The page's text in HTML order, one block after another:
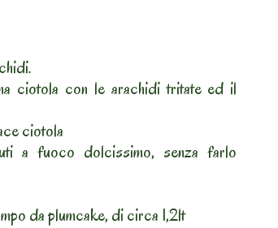
ciotola con le arachidi tritate ed il
ciotola
a fuoco dolcissimo, senza farlo
da plumcake, di circa 1,2lt